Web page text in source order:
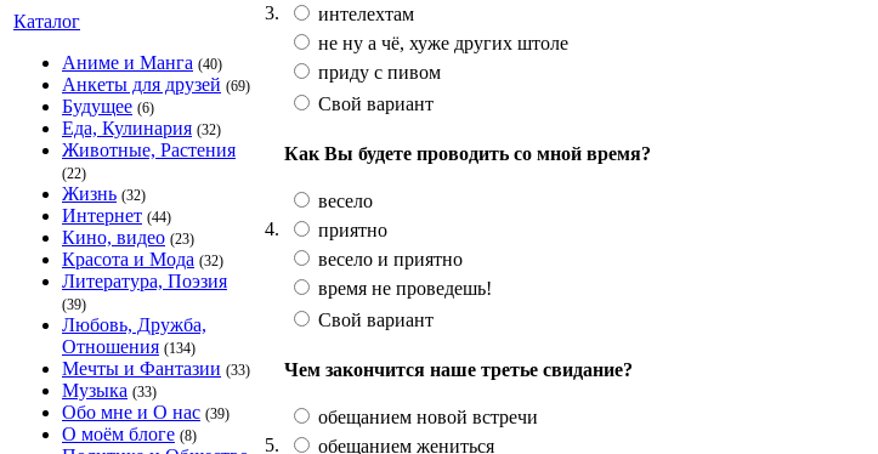
Каталог
Аниме и Манга (40)
Анкеты для друзей (69)
Будущее (6)
Еда, Кулинария (32)
Животные, Растения
(22)
Жизнь (32)
Интернет (44)
Кино, видео (23)
Красота и Мода (32)
Литература, Поэзия
(39)
Любовь, Дружба,
Отношения (134)
Мечты и Фантазии (33)
Музыка (33)
Обо мне и О нас (39)
О моём блоге (8)
3.
интелехтам
не ну а чё, хуже других штоле
приду с пивом
Свой вариант
4.
Как Вы будете проводить со мной время?
весело
приятно
весело и приятно
время не проведешь!
Свой вариант
5.
Чем закончится наше третье свидание?
обещанием новой встречи
обещанием жениться